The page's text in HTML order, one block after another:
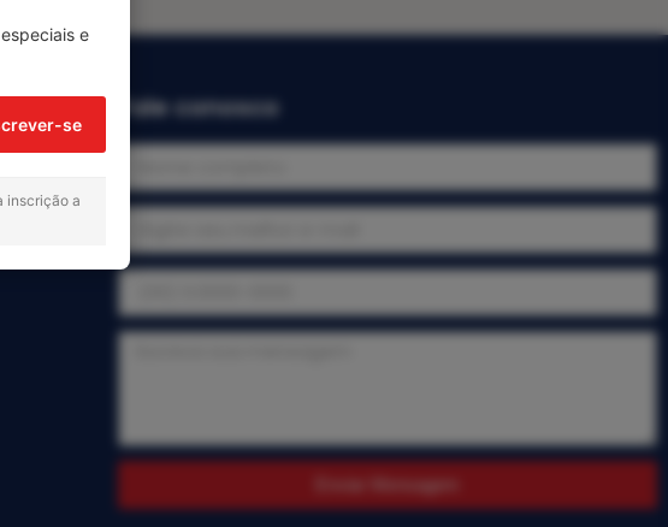
Fale conosco
e
se
inscrição a